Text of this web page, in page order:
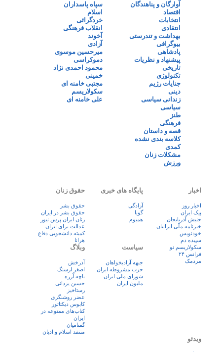
آوارگان و پناهندگان
اقتصاد
انتخابات
انتقادی
بهداشت و تندرستی
بیوگرافی
پادشاهی
پیشنهاد و نظریات
تاریخی
تکنولوژی
جنایات رژیم
دینی
زندانی سیاسی
سیاسی
طنز
فرهنگی
قصه و داستان
کلاسه بندی نشده
کمدی
مشکلات زنان
ورزش
سپاه پاسداران
اسلام
خردگرائی
انقلاب فرهنگی
آخوند
آزادی
میرحسین موسوی
دموکراسی
محمود احمدی نژاد
خمینی
مجتبی خامنه ای
سکولاریسم
علی خامنه ای
اخبار
اخبار روز
پيک ايران
جنبش آذربایجان
خبرنامه ملّی ایرانیان
خودنویس
سپیده دم
سکولاریسم نو
فرانس ۲۴
مردمک
پایگاه های خبری
آزادگی
گویا
همبوم
حقوق زنان
حقوق بشر
حقوق بشر در ایران
زنان ايران پرس نيوز
عدالت برای ایران
کمیته دانشجویی دفاع
هرانا
سیاست
جبهه آزادیخواهان
حزب مشروطه ایران
شورای ملی ایران
ملیون ایران
وبلاگ
آذرخش
اصغر ارسنگ
باچه آزره
حسین یزدانی
رستاخیز
عضر روشنگری
کابوس دیکتاتور
کتاب‌های ممنوعه در
ایران
گمنامیان
منتقد اسلام و ادیان
ویدئو